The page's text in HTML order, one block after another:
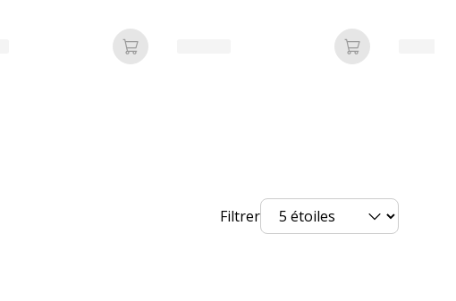
Viquel
fabricant
Ajouter au panier Ajouter au
Filtrer